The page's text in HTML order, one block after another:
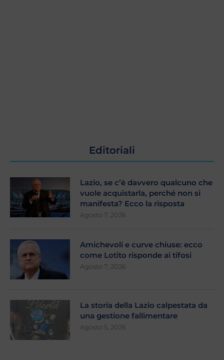
Editoriali
Lazio, se c’è davvero qualcuno che
vuole acquistarla, perché non si
manifesta? Ecco la risposta
Agosto 7, 2026
Amichevoli e curve chiuse: ecco
come Lotito risponde ai tifosi
Agosto 7, 2026
La storia della Lazio calpestata da
una gestione fallimentare
Agosto 5, 2026